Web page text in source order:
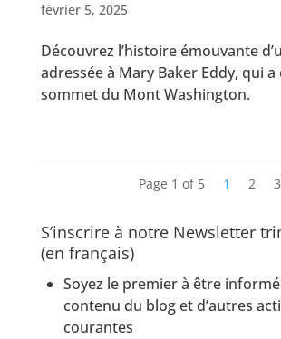
février 5, 2025
Découvrez l’histoire émouvante
adressée à Mary Baker Eddy, qui
sommet du Mont Washington.
Page 1 of 5 1 2 3
S’inscrire à notre Newsletter
(en français)
Soyez le premier à être
contenu du blog et d’autres
courantes